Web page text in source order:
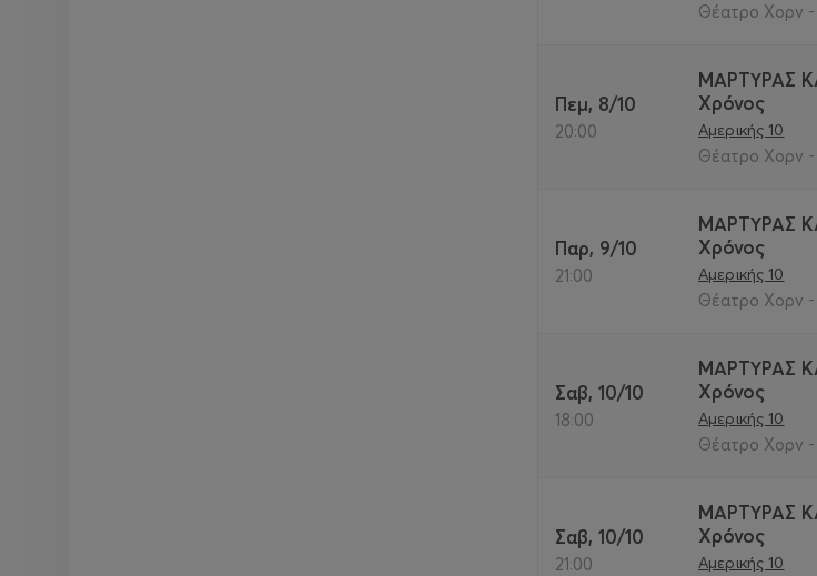
Θέατρο Χορν -
Πεμ, 8/10
20:00
ΜΑΡΤΥΡΑΣ
Χρόνος
Αμερικής 10
Θέατρο Χορν -
Παρ, 9/10
21:00
ΜΑΡΤΥΡΑΣ
Χρόνος
Αμερικής 10
Θέατρο Χορν -
Σαβ, 10/10
18:00
ΜΑΡΤΥΡΑΣ
Χρόνος
Αμερικής 10
Θέατρο Χορν -
Σαβ, 10/10
21:00
ΜΑΡΤΥΡΑΣ
Χρόνος
Αμερικής 10